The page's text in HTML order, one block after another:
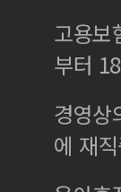
고용보
부터
경영상
에 재